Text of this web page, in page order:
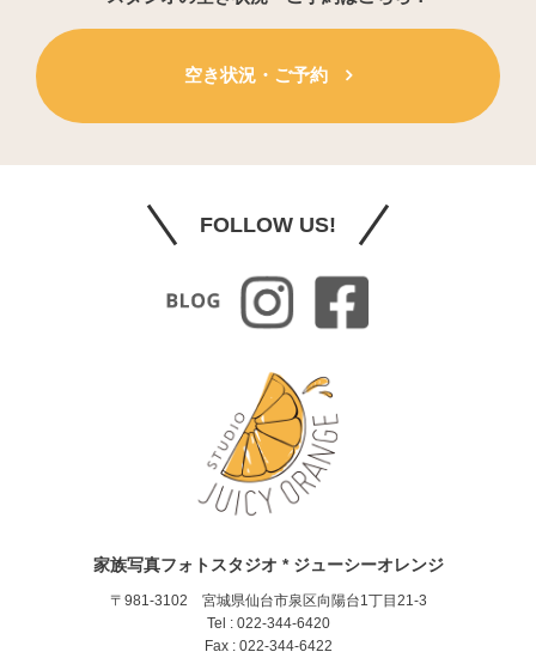
空き状況・ご予約
FOLLOW US!
家族写真フォトスタジオ * ジューシーオレンジ
〒981-3102 宮城県仙台市泉区向陽台1丁目21-3
Tel : 022-344-6420
Fax : 022-344-6422